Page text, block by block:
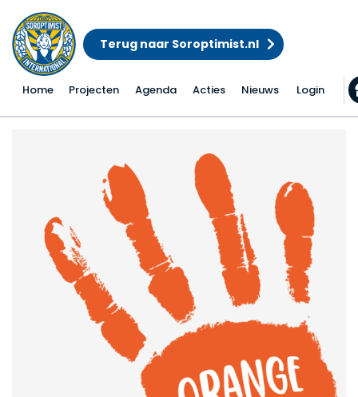
Terug naar Soroptimist.nl
Home Projecten Agenda Acties Nieuws Login